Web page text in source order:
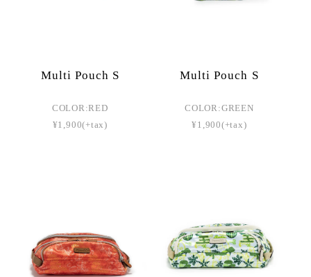
Multi Pouch S
COLOR:RED
¥1,900(+tax)
Multi Pouch S
COLOR:GREEN
¥1,900(+tax)